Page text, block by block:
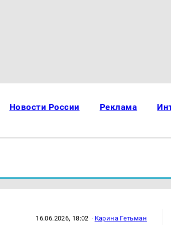
Новости России Реклама
16.06.2026, 18:02 · Карина Гетьман